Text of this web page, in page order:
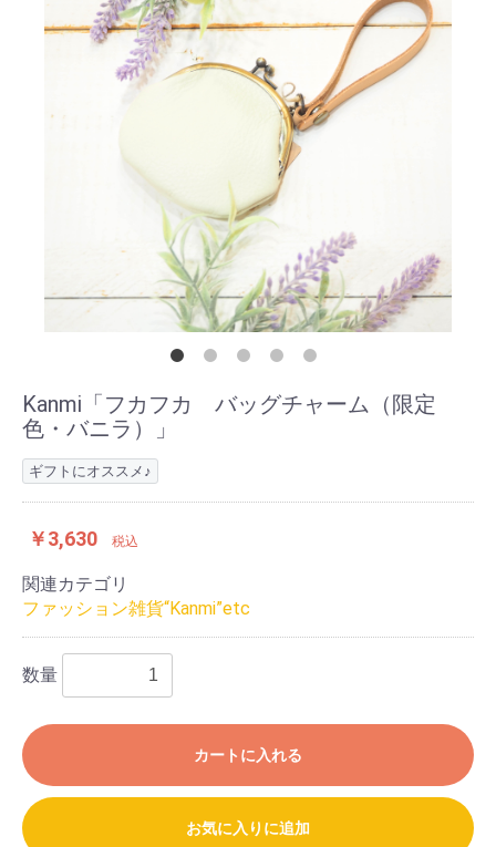
Kanmi「フカフカ バッグチャーム（限定
色・バニラ）」
ギフトにオススメ♪
￥3,630 税込
関連カテゴリ
ファッション雑貨“Kanmi”etc
数量
カートに入れる
お気に入りに追加